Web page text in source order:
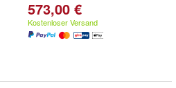
573,00 €
Kostenloser Versand